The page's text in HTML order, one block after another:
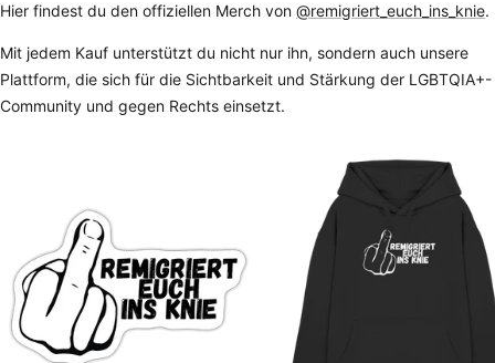
Hier findest du den offiziellen Merch von @remigriert_euch_ins_knie.
Mit jedem Kauf unterstützt du nicht nur ihn, sondern auch unsere
Plattform, die sich für die Sichtbarkeit und Stärkung der LGBTQIA+-
Community und gegen Rechts einsetzt.